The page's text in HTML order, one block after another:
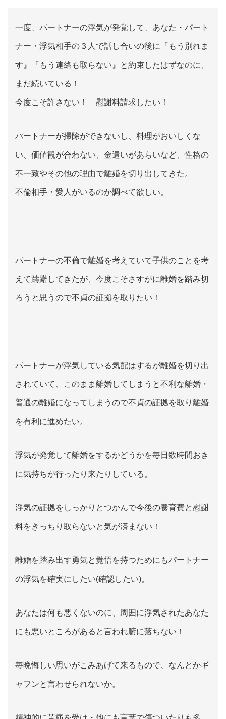
一度、パートナーの浮気が発覚して、あなた・パート
ナー・浮気相手の３人で話し合いの後に『もう別れま
す』『もう連絡も取らない』と約束したはずなのに、
まだ続いている！
今度こそ許さない！ 慰謝料請求したい！
パートナーが掃除ができないし、料理がおいしくな
い、価値観が合わない、金遣いがあらいなど、性格の
不一致やその他の理由で離婚を切り出してきた。
不倫相手・愛人がいるのか調べて欲しい。
パートナーの不倫で離婚を考えていて子供のことを考
えて躊躇してきたが、今度こそさすがに離婚を踏み切
ろうと思うので不貞の証拠を取りたい！
パートナーが浮気している気配はするが離婚を切り出
されていて、このまま離婚してしまうと不利な離婚・
普通の離婚になってしまうので不貞の証拠を取り離婚
を有利に進めたい。
浮気が発覚して離婚をするかどうかを毎日数時間おき
に気持ちが行ったり来たりしている。
浮気の証拠をしっかりとつかんで今後の養育費と慰謝
料をきっちり取らないと気が済まない！
離婚を踏み出す勇気と覚悟を持つためにもパートナー
の浮気を確実にしたい(確認したい)。
あなたは何も悪くないのに、周囲に浮気されたあなた
にも悪いところがあると言われ腑に落ちない！
毎晩悔しい思いがこみあげて来るもので、なんとかギ
ャフンと言わせられないか。